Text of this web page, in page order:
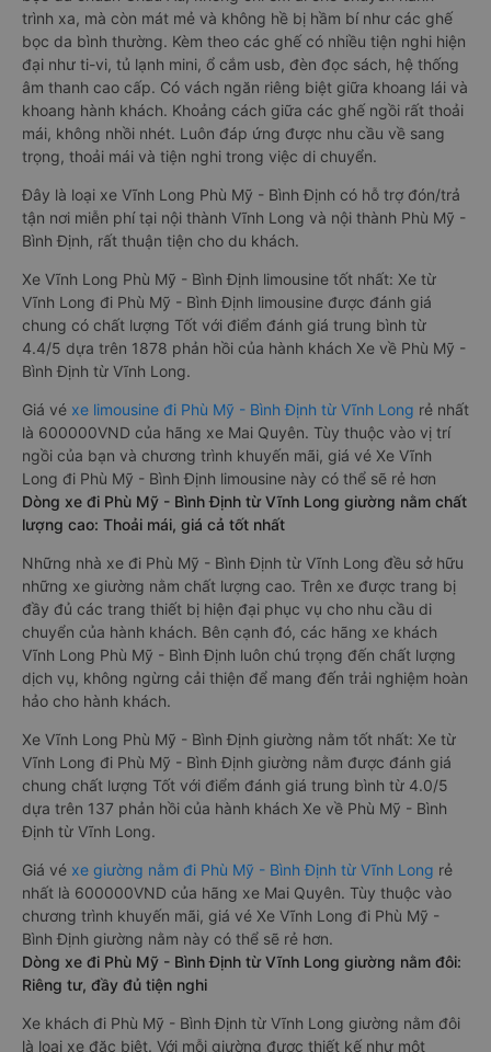
trình xa, mà còn mát mẻ và không hề bị hầm bí như các ghế
bọc da bình thường. Kèm theo các ghế có nhiều tiện nghi hiện
đại như ti-vi, tủ lạnh mini, ổ cắm usb, đèn đọc sách, hệ thống
âm thanh cao cấp. Có vách ngăn riêng biệt giữa khoang lái và
khoang hành khách. Khoảng cách giữa các ghế ngồi rất thoải
mái, không nhồi nhét. Luôn đáp ứng được nhu cầu về sang
trọng, thoải mái và tiện nghi trong việc di chuyển.
Đây là loại xe Vĩnh Long Phù Mỹ - Bình Định có hỗ trợ đón/trả
tận nơi miễn phí tại nội thành Vĩnh Long và nội thành Phù Mỹ -
Bình Định, rất thuận tiện cho du khách.
Xe Vĩnh Long Phù Mỹ - Bình Định limousine tốt nhất: Xe từ
Vĩnh Long đi Phù Mỹ - Bình Định limousine được đánh giá
chung có chất lượng Tốt với điểm đánh giá trung bình từ
4.4/5 dựa trên 1878 phản hồi của hành khách Xe về Phù Mỹ -
Bình Định từ Vĩnh Long.
Giá vé xe limousine đi Phù Mỹ - Bình Định từ Vĩnh Long rẻ nhất
là 600000VND của hãng xe Mai Quyên. Tùy thuộc vào vị trí
ngồi của bạn và chương trình khuyến mãi, giá vé Xe Vĩnh
Long đi Phù Mỹ - Bình Định limousine này có thể sẽ rẻ hơn
Dòng xe đi Phù Mỹ - Bình Định từ Vĩnh Long giường nằm chất
lượng cao: Thoải mái, giá cả tốt nhất
Những nhà xe đi Phù Mỹ - Bình Định từ Vĩnh Long đều sở hữu
những xe giường nằm chất lượng cao. Trên xe được trang bị
đầy đủ các trang thiết bị hiện đại phục vụ cho nhu cầu di
chuyển của hành khách. Bên cạnh đó, các hãng xe khách
Vĩnh Long Phù Mỹ - Bình Định luôn chú trọng đến chất lượng
dịch vụ, không ngừng cải thiện để mang đến trải nghiệm hoàn
hảo cho hành khách.
Xe Vĩnh Long Phù Mỹ - Bình Định giường nằm tốt nhất: Xe từ
Vĩnh Long đi Phù Mỹ - Bình Định giường nằm được đánh giá
chung chất lượng Tốt với điểm đánh giá trung bình từ 4.0/5
dựa trên 137 phản hồi của hành khách Xe về Phù Mỹ - Bình
Định từ Vĩnh Long.
Giá vé xe giường nằm đi Phù Mỹ - Bình Định từ Vĩnh Long rẻ
nhất là 600000VND của hãng xe Mai Quyên. Tùy thuộc vào
chương trình khuyến mãi, giá vé Xe Vĩnh Long đi Phù Mỹ -
Bình Định giường nằm này có thể sẽ rẻ hơn.
Dòng xe đi Phù Mỹ - Bình Định từ Vĩnh Long giường nằm đôi:
Riêng tư, đầy đủ tiện nghi
Xe khách đi Phù Mỹ - Bình Định từ Vĩnh Long giường nằm đôi
là loại xe đặc biệt. Với mỗi giường được thiết kế như một